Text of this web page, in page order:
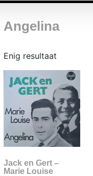
Angelina
Enig resultaat
Jack en Gert –
Marie Louise